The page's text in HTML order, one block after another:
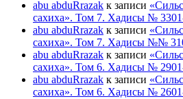
abu abduRrazak к записи
сахиха». Том 7. Хадисы №
abu abduRrazak к записи
сахиха». Том 7. Хадисы №№
abu abduRrazak к записи
сахиха». Том 6. Хадисы №
abu abduRrazak к записи
сахиха». Том 6. Хадисы №